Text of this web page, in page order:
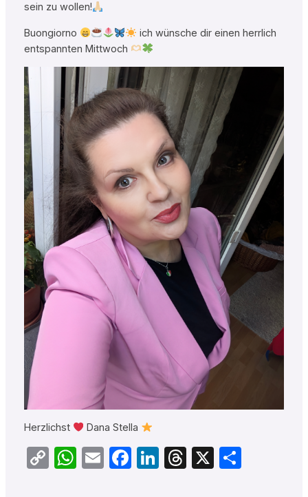
sein zu wollen!
Buongiorno
ich wünsche dir einen herrlich
entspannten Mittwoch
Herzlichst Dana Stella
CopyWhatsApp
EmailFacebook
LinkedIn
Threads
X Teilen